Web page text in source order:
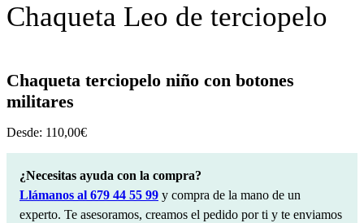
Chaqueta Leo de terciopelo
Chaqueta terciopelo niño con botones
militares
Desde: 110,00€
¿Necesitas ayuda con la compra?
Llámanos al 679 44 55 99 y compra de la mano de un
experto. Te asesoramos, creamos el pedido por ti y te enviamos